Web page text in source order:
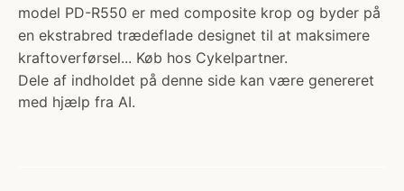
model PD-R550 er med composite krop og byder på
en ekstrabred trædeflade designet til at maksimere
kraftoverførsel... Køb hos Cykelpartner.
Dele af indholdet på denne side kan være genereret
med hjælp fra AI.